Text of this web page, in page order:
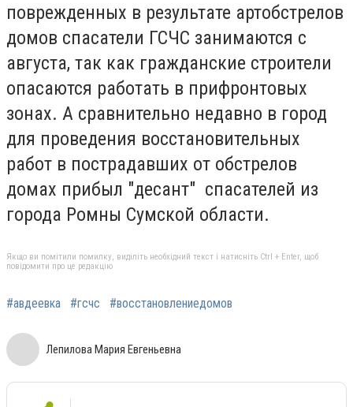
поврежденных в результате артобстрелов
домов спасатели ГСЧС занимаются с
августа, так как гражданские строители
опасаются работать в прифронтовых
зонах. А сравнительно недавно в город
для проведения восстановительных
работ в пострадавших от обстрелов
домах прибыл "десант" спасателей из
города Ромны Сумской области.
Якщо ви помітили помилку, виділіть необхідний текст і натисніть Ctrl + Enter, щоб
повідомити про це редакцію
#авдеевка #гсчс #восстановлениедомов
Лепилова Мария Евгеньевна